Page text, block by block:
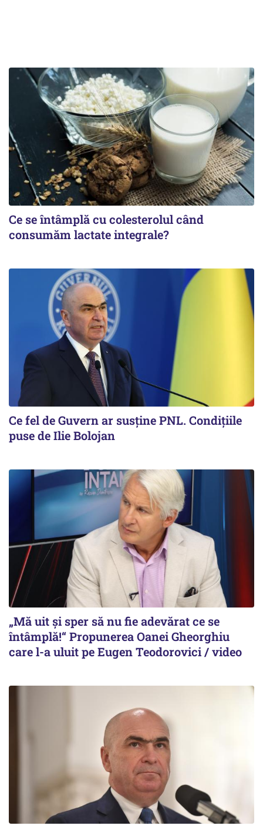
Ce se întâmplă cu colesterolul când
consumăm lactate integrale?
Ce fel de Guvern ar susține PNL. Condițiile
puse de Ilie Bolojan
„Mă uit și sper să nu fie adevărat ce se
întâmplă!“ Propunerea Oanei Gheorghiu
care l-a uluit pe Eugen Teodorovici / video